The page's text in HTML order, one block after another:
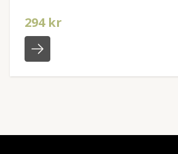
294 kr